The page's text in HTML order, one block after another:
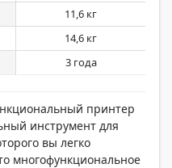
11,6 кг
14,6 кг
3 года
принтер
инструмент для
вы легко
многофункциональное